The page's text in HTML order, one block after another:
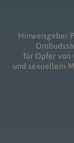
Hinweisgeber
für Opfer von
und sexuellem